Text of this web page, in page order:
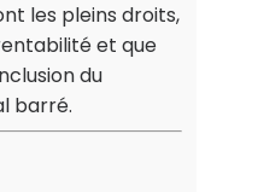
les pleins droits,
et que
du
barré.